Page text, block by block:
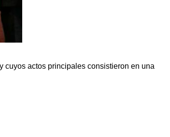
cuyos actos principales consistieron en una